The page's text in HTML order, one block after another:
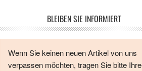
BLEIBEN SIE INFORMIERT
Wenn Sie keinen neuen Artikel von uns
verpassen möchten, tragen Sie bitte Ihre